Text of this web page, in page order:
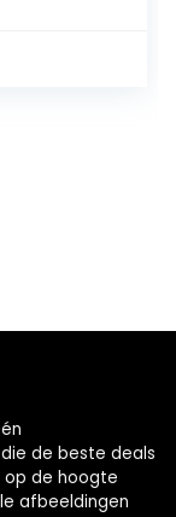
de beste deals
op de hoogte
afbeeldingen